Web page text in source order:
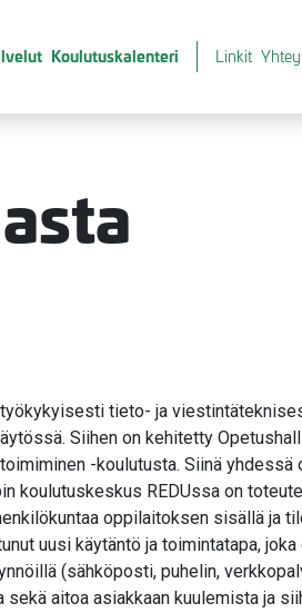
Koulutuskalenteri Linkit
tieto- ja
Siihen on kehitetty
-koulutusta. Siinä yhdessä
koulutuskeskus REDUssa on
oppilaitoksen sisällä ja
uusi käytäntö ja toimintatapa,
(sähköposti, puhelin,
aitoa asiakkaan kuulemista ja